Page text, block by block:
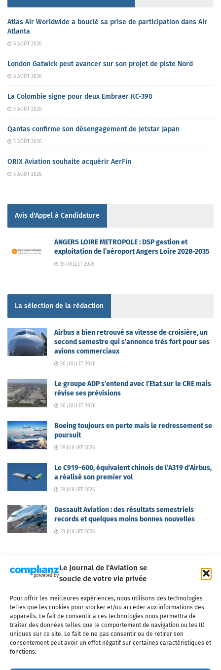
Le Journal de l'Aviation se
soucie de votre vie privée
Pour offrir les meilleures expériences, nous utilisons des technologies
telles que les cookies pour stocker et/ou accéder aux informations des
appareils. Le fait de consentir à ces technologies nous permettra de
traiter des données telles que le comportement de navigation ou les ID
uniques sur ce site. Le fait de ne pas consentir ou de retirer son
consentement peut avoir un effet négatif sur certaines caractéristiques et
fonctions.
Atlas Air Worldwide a bouclé sa prise de participation dans Air
Atlanta
6 AOÛT 2026
London Gatwick peut avancer sur son projet de piste Nord
6 AOÛT 2026
La Colombie signe pour deux Embraer KC-390
5 AOÛT 2026
Qantas confirme son désengagement de Jetstar Japan
5 AOÛT 2026
ORIX Aviation souhaite acquérir AerFin
5 AOÛT 2026
Avis d'Appel à Candidature
ANGERS LOIRE METROPOLE : DSP gestion et
exploitation de l’aéroport Angers Loire 2028-2035
15 JUILLET 2026
La sélection de la rédaction
Airbus a bien retrouvé sa vitesse de croisière, un
second semestre qui s’annonce très fort pour ses
avions commerciaux
30 JUILLET 2026
Le groupe ADP s’entend avec l’Etat sur le CRE mais
révise ses prévisions
30 JUILLET 2026
Boeing toujours en perte mais le redressement se
poursuit
29 JUILLET 2026
Le C919-600, équivalent chinois de l’A319 d’Airbus,
a réalisé son premier vol
29 JUILLET 2026
Dassault Aviation : des résultats semestriels
records et quelques moins bonnes nouvelles
23 JUILLET 2026
Qui sommes-nous ? Nous contacter
Partenaires
Mentions légales
CGV Politique de confidentialité Cookies